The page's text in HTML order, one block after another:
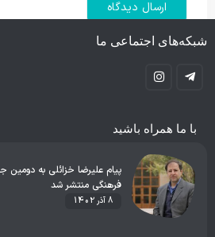
شبکه‌های اجتماعی ما
با ما همراه باشید
پیام علیرضا خزائلی به دومین
فرهنگی منتشر شد
8 آذر 1402